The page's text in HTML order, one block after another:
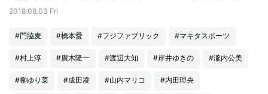
2018.08.03 Fri
#門脇麦 #橋本愛 #フジファブリック #マキタスポーツ
#村上淳 #廣木隆一 #渡辺大知 #岸井ゆきの #瀧内公美
#柳ゆり菜 #成田凌 #山内マリコ #内田理央